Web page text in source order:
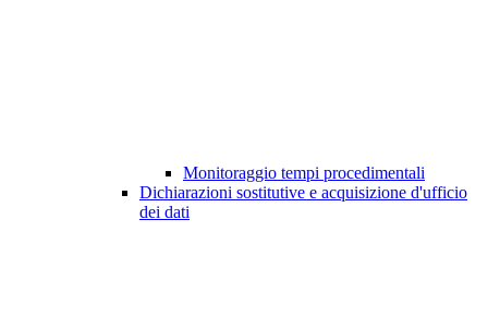
Monitoraggio tempi procedimentali
Dichiarazioni sostitutive e acquisizione d'ufficio
dei dati